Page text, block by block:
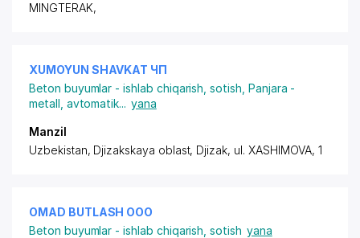
MINGTERAK,
XUMOYUN SHAVKAT ЧП
Beton buyumlar - ishlab chiqarish, sotish Panjara -
metall, avtomatik... yana
Manzil
Uzbekistan, Djizakskaya oblast, Djizak, ul. XASHIMOVA, 1
OMAD BUTLASH ООО
Beton buyumlar - ishlab chiqarish, sotish yana